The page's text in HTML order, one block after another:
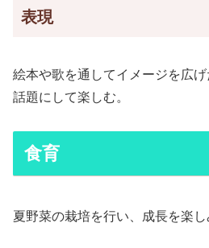
表現
絵本や歌を通してイメージを広
話題にして楽しむ。
食育
夏野菜の栽培を行い、成長を楽し